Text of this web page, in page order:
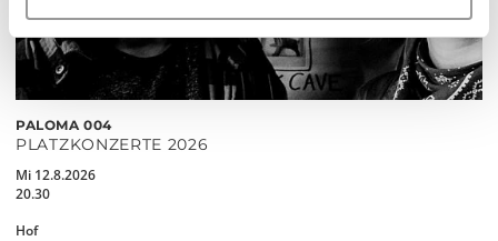
PALOMA 004
PLATZKONZERTE 2026
Mi 12.8.2026
20.30
Hof